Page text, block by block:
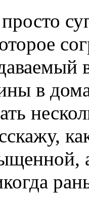
в